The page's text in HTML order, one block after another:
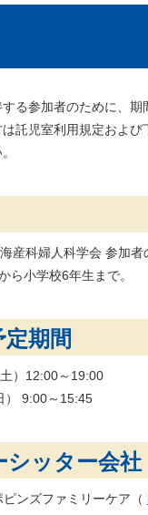
る参加者のために、期
託児室利用規定およ
産科婦人科学会 参加者
ら小学校6年生まで。
定期間
）12:00～19:00
） 9:00～15:45
シッター会社
ンズファミリーケア（